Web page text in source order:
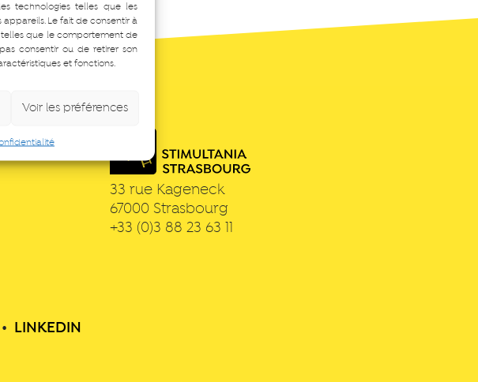
technologies telles que les
Le fait de consentir à
que le comportement de
consentir ou de retirer son
et fonctions.
Voir les préférences
33 rue Kageneck
67000 Strasbourg
+33 (0)3 88 23 63 11
• LINKEDIN